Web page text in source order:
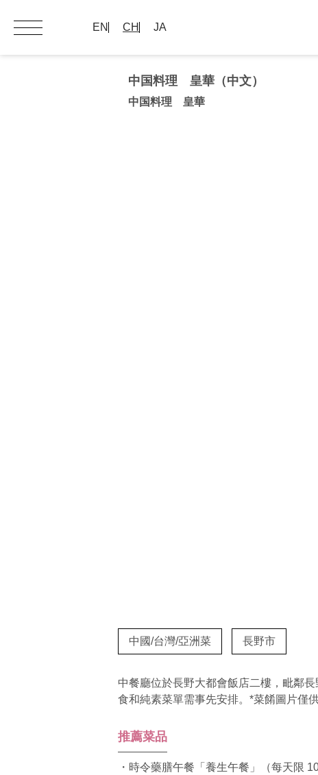
EN CH JA
中国料理 皇華（中文）
中国料理 皇華
中國/台灣/亞洲菜 長野市
中餐廳位於長野大都會飯店二樓，毗鄰
食和純素菜單需事先安排。*菜餚圖片僅
推薦菜品
・時令藥膳午餐「養生午餐」（每天限 10